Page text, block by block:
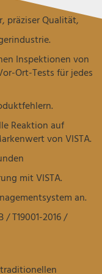
präziser Qualität,
Inspektionen von
Ort-Tests für jedes
Reaktion auf
von VISTA.
mit VISTA.
an.
T19001-2016 /